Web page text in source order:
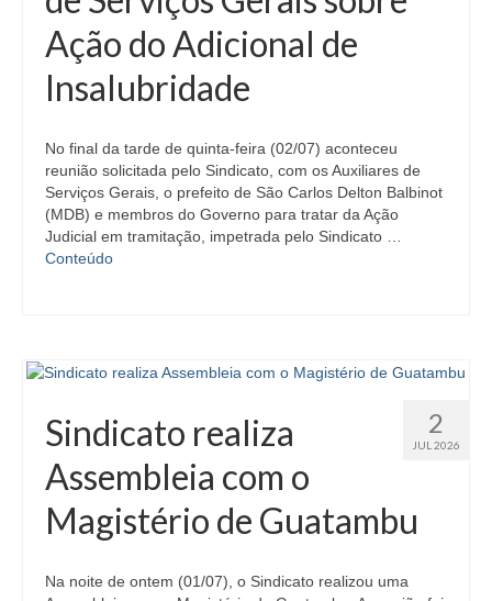
Ação do Adicional de
Insalubridade
No final da tarde de quinta-feira (02/07) aconteceu
reunião solicitada pelo Sindicato, com os Auxiliares de
Serviços Gerais, o prefeito de São Carlos Delton Balbinot
(MDB) e membros do Governo para tratar da Ação
Judicial em tramitação, impetrada pelo Sindicato …
Conteúdo
2
JUL 2026
Sindicato realiza
Assembleia com o
Magistério de Guatambu
Na noite de ontem (01/07), o Sindicato realizou uma